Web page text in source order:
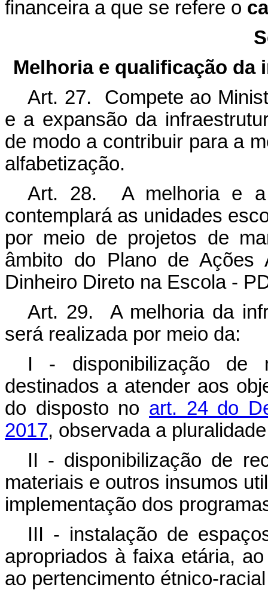
financeira a que se refere o
Melhoria e qualiﬁcação
Art. 27. Compete ao
e a expansão da
de modo a contribuir para a
alfabetização.
Art. 28. A melhoria e a
contemplará as unidades
por meio de projetos de
âmbito do Plano de Ações
Dinheiro Direto na Escola -
Art. 29. A melhoria da
será realizada por meio da:
I - disponibilização de
destinados a atender aos
do disposto no art. 24 do
2017, observada a
II - disponibilização de
materiais e outros insumos
implementação dos
III - instalação de
apropriados à faixa etária,
ao pertencimento étnico-